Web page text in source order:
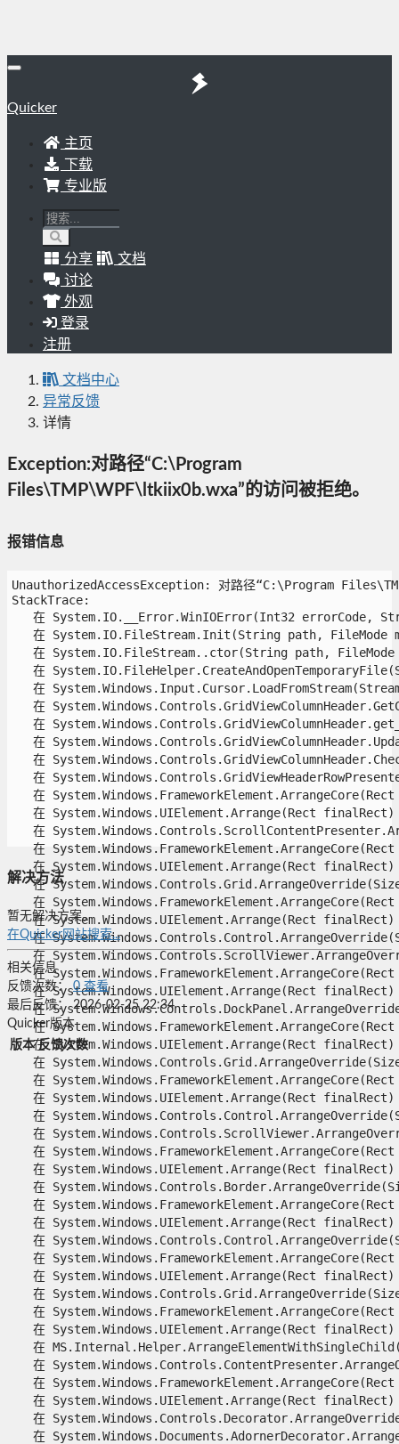
Quicker
主页
下载
专业版
分享
文档
讨论
外观
登录
注册
文档中心
异常反馈
详情
Exception:对路径“C:\Program
Files\TMP\WPF\ltkiix0b.wxa”的访问被拒绝。
报错信息
UnauthorizedAccessException: 对路径“C:\Program
StackTrace:
在 System.IO.__Error.WinIOError(Int32 errorCode,
在 System.IO.FileStream.Init(String path,
在 System.IO.FileStream..ctor(String path,
在
在
在
在
在
在
在
在 System.Windows.FrameworkElement.ArrangeCore(Rect
   在 System.Windows.UIElement.Arrange(Rect finalRect)
在
在 System.Windows.FrameworkElement.ArrangeCore(Rect
   在 System.Windows.UIElement.Arrange(Rect finalRect)
在
在 System.Windows.FrameworkElement.ArrangeCore(Rect
   在 System.Windows.UIElement.Arrange(Rect finalRect)
在
在
在 System.Windows.FrameworkElement.ArrangeCore(Rect
   在 System.Windows.UIElement.Arrange(Rect finalRect)
在
在 System.Windows.FrameworkElement.ArrangeCore(Rect
   在 System.Windows.UIElement.Arrange(Rect finalRect)
在
在 System.Windows.FrameworkElement.ArrangeCore(Rect
   在 System.Windows.UIElement.Arrange(Rect finalRect)
在
在
在 System.Windows.FrameworkElement.ArrangeCore(Rect
   在 System.Windows.UIElement.Arrange(Rect finalRect)
在
在 System.Windows.FrameworkElement.ArrangeCore(Rect
   在 System.Windows.UIElement.Arrange(Rect finalRect)
在
在 System.Windows.FrameworkElement.ArrangeCore(Rect
   在 System.Windows.UIElement.Arrange(Rect finalRect)
在
在 System.Windows.FrameworkElement.ArrangeCore(Rect
   在 System.Windows.UIElement.Arrange(Rect finalRect)
在
在
在 System.Windows.FrameworkElement.ArrangeCore(Rect
   在 System.Windows.UIElement.Arrange(Rect finalRect)
在
在
解决方法
暂无解决方案。
在Quicker网站搜索...
相关信息
反馈次数： 0查看
最后反馈： 2026-02-25 22:34
Quicker版本
版本 反馈次数